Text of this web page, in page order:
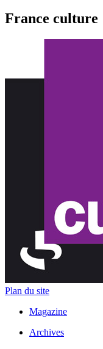
France culture
Plan du site
Magazine
Archives